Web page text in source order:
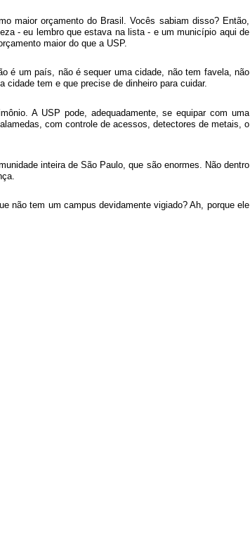
maior orçamento do Brasil. Vocês sabiam disso? Então,
- eu lembro que estava na lista - e um município aqui de
maior do que a USP.
é um país, não é sequer uma cidade, não tem favela, não
tem e que precise de dinheiro para cuidar.
A USP pode, adequadamente, se equipar com uma
com controle de acessos, detectores de metais, o
inteira de São Paulo, que são enormes. Não dentro
não tem um campus devidamente vigiado? Ah, porque ele